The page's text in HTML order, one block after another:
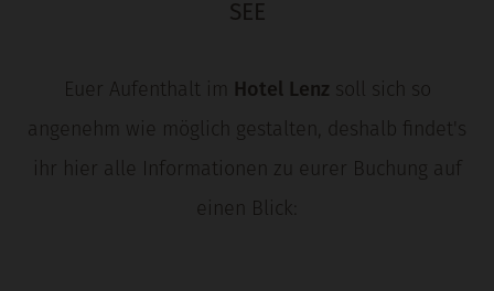
SEE
Euer Aufenthalt im Hotel Lenz soll sich so
angenehm wie möglich gestalten, deshalb findet's
ihr hier alle Informationen zu eurer Buchung auf
einen Blick: